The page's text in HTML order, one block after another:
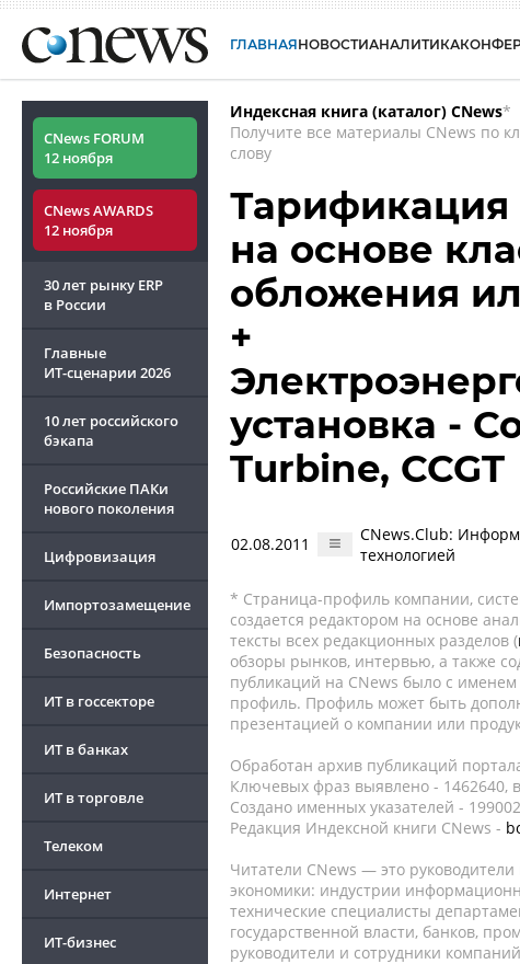
ГЛАВНАЯНОВОСТИАНАЛИТИКА
CNews FORUM
12 ноября
CNews AWARDS
12 ноября
30 лет рынку ERP
в России
Главные
ИТ-сценарии 2026
10 лет российского
бэкапа
Российские ПАКи
нового поколения
Цифровизация
Импортозамещение
Безопасность
ИТ в госсекторе
ИТ в банках
ИТ в торговле
Телеком
Интернет
ИТ-бизнес
Индексная книга (каталог) CNews*
Получите все материалы CNews по
слову
Тарификация
на основе
обложения
+
установка -
Turbine, CCGT
02.08.2011
CNews.Club:
технологией
* Страница-профиль компании,
создается редактором на основе
тексты всех редакционных разделов (
обзоры рынков, интервью, а также
публикаций на CNews было с
профиль. Профиль может быть
презентацией о компании или
Обработан архив публикаций
Ключевых фраз выявлено - 1462640,
Создано именных указателей -
Редакция Индексной книги CNews -
Читатели CNews — это
экономики: индустрии
технические специалисты
государственной власти, банков,
руководители и сотрудники